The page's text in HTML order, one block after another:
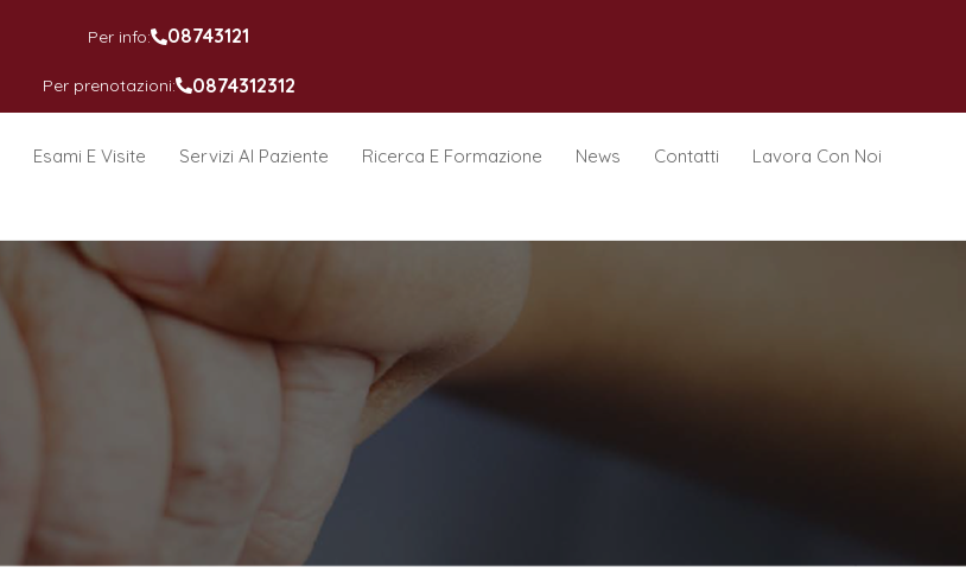
Per info: 08743121
Per prenotazioni: 0874312312
Esami E Visite Servizi Al Paziente Ricerca E Formazione News Contatti
Lavora Con Noi